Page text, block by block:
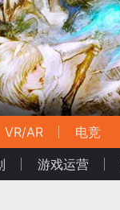
VR/AR
电竞
游戏运营